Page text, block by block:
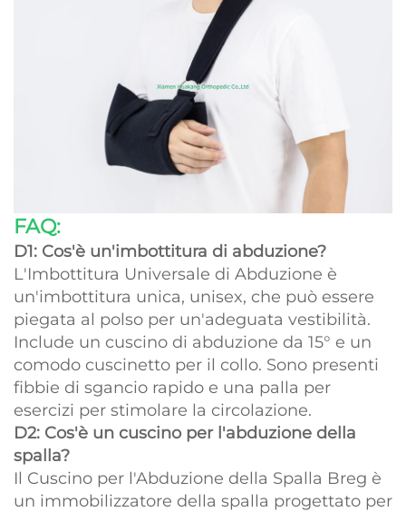
FAQ:
D1: Cos'è un'imbottitura di abduzione?
L'Imbottitura Universale di Abduzione è
un'imbottitura unica, unisex, che può essere
piegata al polso per un'adeguata vestibilità.
Include un cuscino di abduzione da 15° e un
comodo cuscinetto per il collo. Sono presenti
fibbie di sgancio rapido e una palla per
esercizi per stimolare la circolazione.
D2: Cos'è un cuscino per l'abduzione della
spalla?
Il Cuscino per l'Abduzione della Spalla Breg è
un immobilizzatore della spalla progettato per